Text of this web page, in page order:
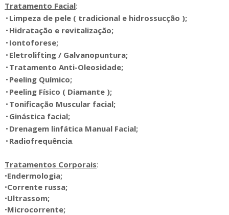
Tratamento Facial:
• Limpeza de pele ( tradicional e hidrossucção );
• Hidratação e revitalização;
• Iontoforese;
• Eletrolifting / Galvanopuntura;
• Tratamento Anti-Oleosidade;
• Peeling Químico;
• Peeling Físico ( Diamante );
• Tonificação Muscular facial;
• Ginástica facial;
• Drenagem linfática Manual Facial;
• Radiofrequência.
Tratamentos Corporais:
•Endermologia;
•Corrente russa;
•Ultrassom;
•Microcorrente;